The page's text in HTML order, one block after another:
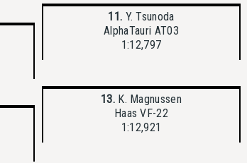
11. Y. Tsunoda
AlphaTauri AT03
1:12,797
13.K. Magnussen
Haas VF-22
1:12,921